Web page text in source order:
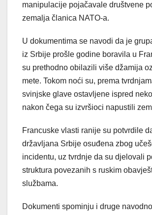
manipulacije pojačavale društvene
zemalja članica NATO-a.
U dokumentima se navodi da je
iz Srbije prošle godine boravila u
su prethodno obilazili više džamija
mete. Tokom noći su, prema
svinjske glave ostavljene ispred
nakon čega su izvršioci napustili
Francuske vlasti ranije su potvrdile
državljana Srbije osuđena zbog
incidentu, uz tvrdnje da su djelovali
struktura povezanih s ruskim
službama.
Dokumenti spominju i druge